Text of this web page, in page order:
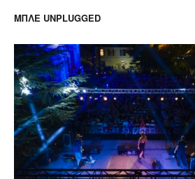
ΜΠΛΕ UNPLUGGED